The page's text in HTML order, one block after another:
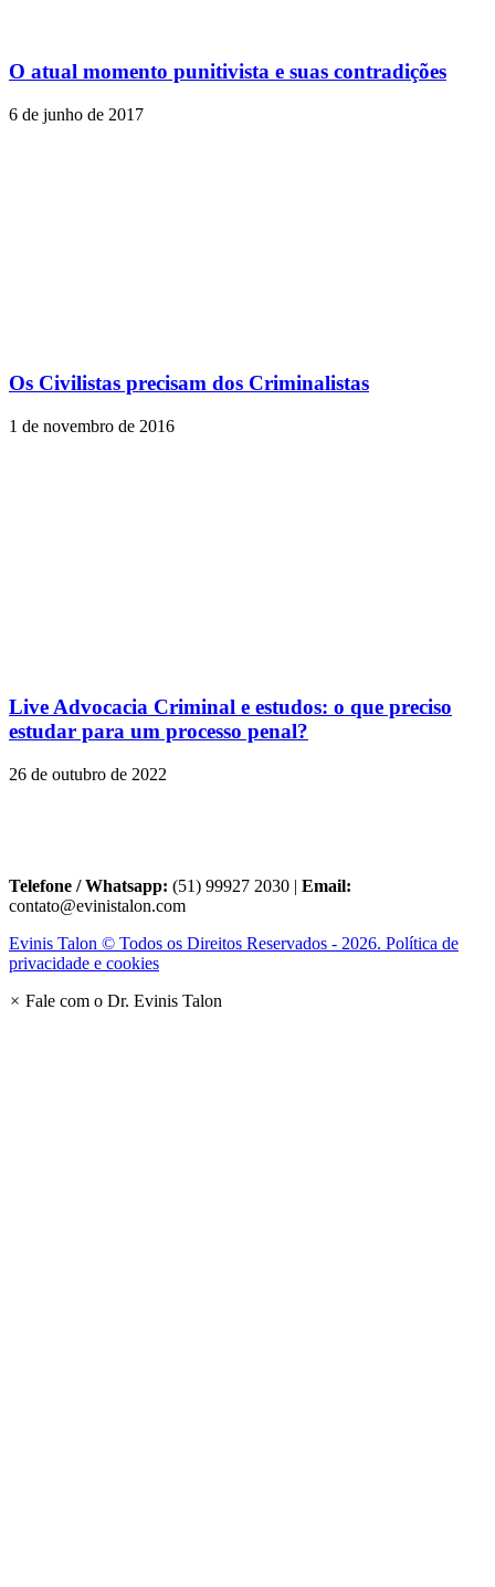
O atual momento punitivista e suas contradições
6 de junho de 2017
Os Civilistas precisam dos Criminalistas
1 de novembro de 2016
Live Advocacia Criminal e estudos: o que preciso
estudar para um processo penal?
26 de outubro de 2022
Telefone / Whatsapp: (51) 99927 2030 | Email:
contato@evinistalon.com
Evinis Talon © Todos os Direitos Reservados - 2026. Política de
privacidade e cookies
× Fale com o Dr. Evinis Talon